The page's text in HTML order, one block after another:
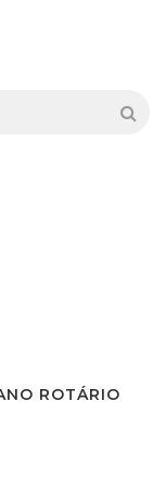
ROTÁRIO